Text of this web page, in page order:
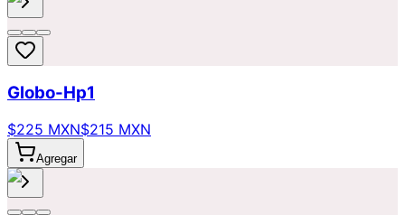
Globo-Hp1
$225 MXN$215 MXN
Agregar